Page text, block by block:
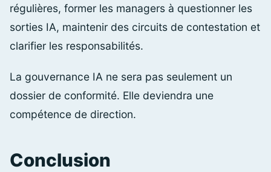
régulières, former les managers à questionner les
sorties IA, maintenir des circuits de contestation et
clarifier les responsabilités.
La gouvernance IA ne sera pas seulement un
dossier de conformité. Elle deviendra une
compétence de direction.
Conclusion